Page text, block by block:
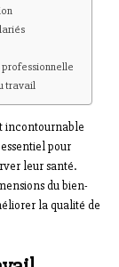
travail
incontournable
pour
leur santé.
du bien-
la qualité de